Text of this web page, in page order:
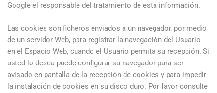
Google el responsable del tratamiento de esta información.
Las cookies son ficheros enviados a un navegador, por medio
de un servidor Web, para registrar la navegación del Usuario
en el Espacio Web, cuando el Usuario permita su recepción. Si
usted lo desea puede configurar su navegador para ser
avisado en pantalla de la recepción de cookies y para impedir
la instalación de cookies en su disco duro. Por favor consulte